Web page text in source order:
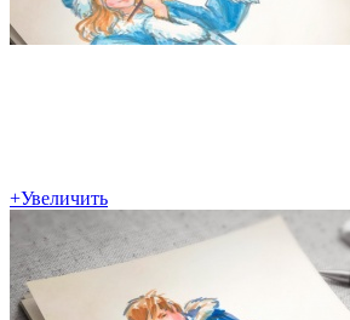
+Увеличить